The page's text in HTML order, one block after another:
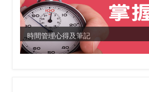
時間管理心得及筆記